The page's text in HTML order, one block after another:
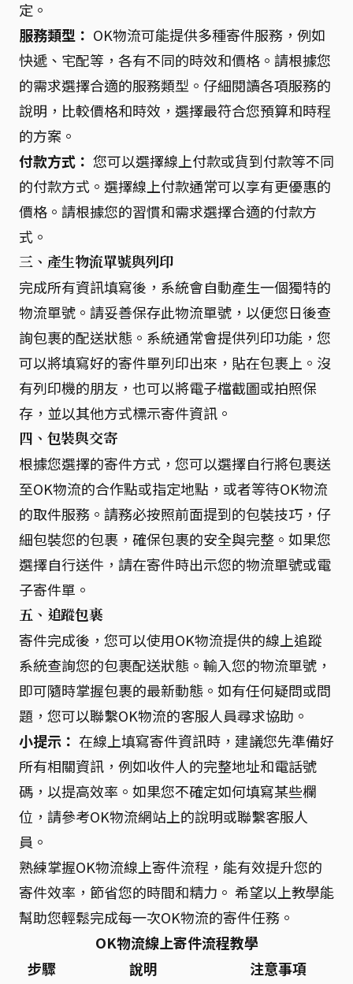
定。
服務類型： OK物流可能提供多種寄件服務，例如
快遞、宅配等，各有不同的時效和價格。請根據您
的需求選擇合適的服務類型。仔細閱讀各項服務的
說明，比較價格和時效，選擇最符合您預算和時程
的方案。
付款方式： 您可以選擇線上付款或貨到付款等不同
的付款方式。選擇線上付款通常可以享有更優惠的
價格。請根據您的習慣和需求選擇合適的付款方
式。
三、產生物流單號與列印
完成所有資訊填寫後，系統會自動產生一個獨特的
物流單號。請妥善保存此物流單號，以便您日後查
詢包裹的配送狀態。系統通常會提供列印功能，您
可以將填寫好的寄件單列印出來，貼在包裹上。沒
有列印機的朋友，也可以將電子檔截圖或拍照保
存，並以其他方式標示寄件資訊。
四、包裝與交寄
根據您選擇的寄件方式，您可以選擇自行將包裹送
至OK物流的合作點或指定地點，或者等待OK物流
的取件服務。請務必按照前面提到的包裝技巧，仔
細包裝您的包裹，確保包裹的安全與完整。如果您
選擇自行送件，請在寄件時出示您的物流單號或電
子寄件單。
五、追蹤包裹
寄件完成後，您可以使用OK物流提供的線上追蹤
系統查詢您的包裹配送狀態。輸入您的物流單號，
即可隨時掌握包裹的最新動態。如有任何疑問或問
題，您可以聯繫OK物流的客服人員尋求協助。
小提示： 在線上填寫寄件資訊時，建議您先準備好
所有相關資訊，例如收件人的完整地址和電話號
碼，以提高效率。如果您不確定如何填寫某些欄
位，請參考OK物流網站上的說明或聯繫客服人
員。
熟練掌握OK物流線上寄件流程，能有效提升您的
寄件效率，節省您的時間和精力。 希望以上教學能
幫助您輕鬆完成每一次OK物流的寄件任務。
OK物流線上寄件流程教學
步驟
說明
注意事項